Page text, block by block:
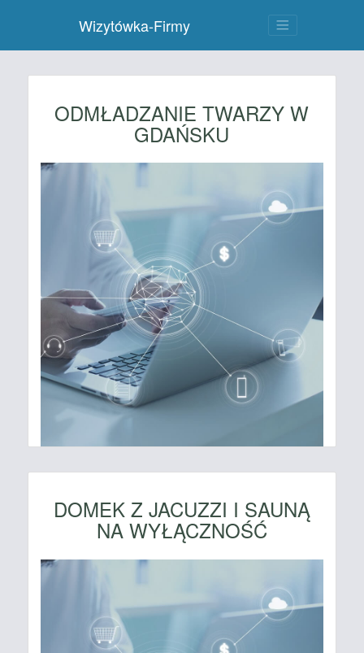
Wizytówka-Firmy
ODMŁADZANIE TWARZY W
GDAŃSKU
DOMEK Z JACUZZI I SAUNĄ
NA WYŁĄCZNOŚĆ